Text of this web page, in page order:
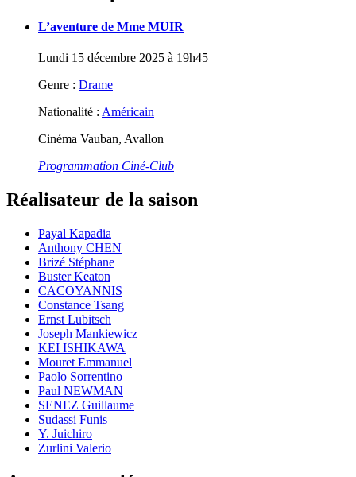
L’aventure de Mme MUIR
Lundi 15 décembre 2025 à 19h45
Genre : Drame
Nationalité : Américain
Cinéma Vauban, Avallon
Programmation Ciné-Club
Réalisateur de la saison
Payal Kapadia
Anthony CHEN
Brizé Stéphane
Buster Keaton
CACOYANNIS
Constance Tsang
Ernst Lubitsch
Joseph Mankiewicz
KEI ISHIKAWA
Mouret Emmanuel
Paolo Sorrentino
Paul NEWMAN
SENEZ Guillaume
Sudassi Funis
Y. Juichiro
Zurlini Valerio